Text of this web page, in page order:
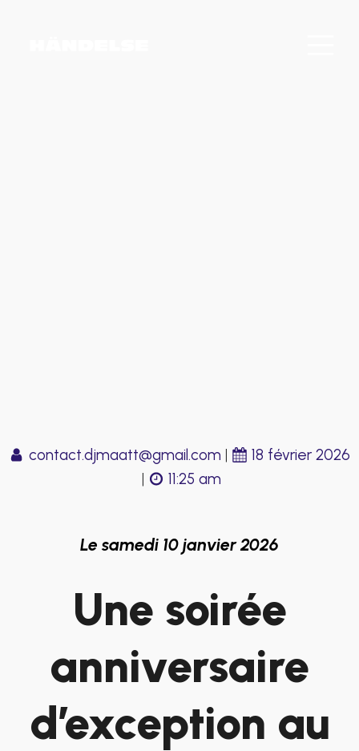
contact.djmaatt@gmail.com |
18 février 2026
|
11:25 am
Le samedi 10 janvier 2026
Une soirée
anniversaire
d’exception au